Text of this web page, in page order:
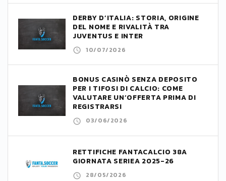
DERBY D’ITALIA: STORIA, ORIGINE
DEL NOME E RIVALITÀ TRA
JUVENTUS E INTER
10/07/2026
BONUS CASINÒ SENZA DEPOSITO
PER I TIFOSI DI CALCIO: COME
VALUTARE UN’OFFERTA PRIMA DI
REGISTRARSI
03/06/2026
RETTIFICHE FANTACALCIO 38A
GIORNATA SERIEA 2025-26
28/05/2026